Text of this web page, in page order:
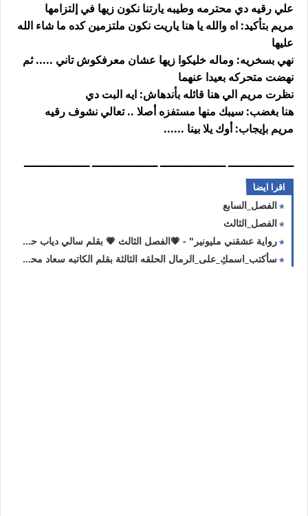
علي رقيه دي محترمه وطيبه يارتنا نكون زيها في إلتزامها
مريم بتأكيد: اه والله يا هنا ياريت نكون ملتزمين كده ما شاء الله
عليها
نهي بسخريه: وماله خليكوا زيها عشان معرفكوش تاني ..... ثم
نهضت متحركه بعيدا عنهما
نظرت مريم الي هنا قائله بأندهاش: ايه البت دي
هنا بغضب: سيبك منها مستفزه أصلا .. تعالي نشوف رقيه
مريم بإيجاب: أوك يلا بينا ......
ـــــــــــــــــــ ـــــــــــــــــــ ـــــــــــــــــــ ـــــــــــــــــــ
اقرا ايضا
الفصل_السابع
الفصل_الثالث
رواية عشقني مليونير" - 💗الفصل الثالث 💗 بقلم سالي دياب حصريه وجديده
سأكتب_اسمكِ_على_الرمال الحلقه الثالثة بقلم الكاتبه سعاد محمد سلامه حصريه وجديده